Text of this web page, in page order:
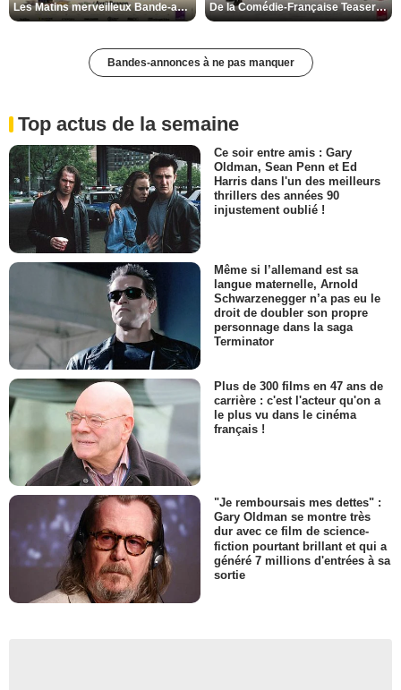
Les Matins merveilleux Bande-annonce VF De la Comédie-Française Teaser VF
Bandes-annonces à ne pas manquer
Top actus de la semaine
Ce soir entre amis : Gary
Oldman, Sean Penn et Ed
Harris dans l'un des meilleurs
thrillers des années 90
injustement oublié !
Même si l’allemand est sa
langue maternelle, Arnold
Schwarzenegger n’a pas eu le
droit de doubler son propre
personnage dans la saga
Terminator
Plus de 300 films en 47 ans de
carrière : c'est l'acteur qu'on a
le plus vu dans le cinéma
français !
"Je remboursais mes dettes" :
Gary Oldman se montre très
dur avec ce film de science-
fiction pourtant brillant et qui a
généré 7 millions d'entrées à sa
sortie